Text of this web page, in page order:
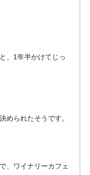
、1年半かけてじっ
められたそうです。
、ワイナリーカフェ